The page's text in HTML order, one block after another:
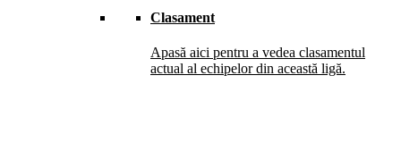
Clasament
Apasă aici pentru a vedea clasamentul
actual al echipelor din această ligă.